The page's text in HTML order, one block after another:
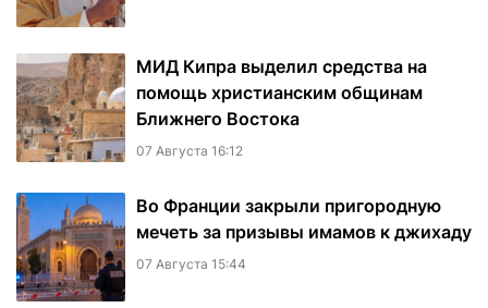
МИД Кипра выделил средства на
помощь христианским общинам
Ближнего Востока
07 Августа 16:12
Во Франции закрыли пригородную
мечеть за призывы имамов к джихаду
07 Августа 15:44